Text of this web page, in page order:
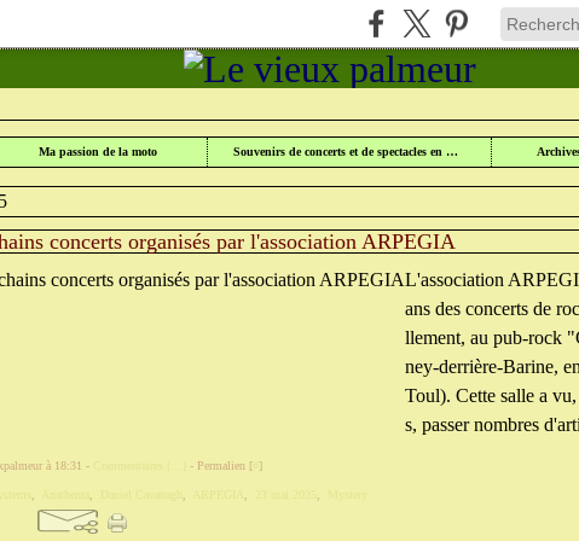
Ma passion de la moto Souvenirs de concerts et de spectacles en Lorraine
> CATEGORIES LE VIEUX PALMEUR
concerts organisés par l'association ARPEGIA
L'association
ans des concerts de
llement, au pub-rock
ney-derrière-Barine,
Toul). Cette salle a
s, passer nombres
à 18:31 - Commentaires [ - Permalien [ ]
Anathema Daniel Cavanagh ARPEGIA Mystery